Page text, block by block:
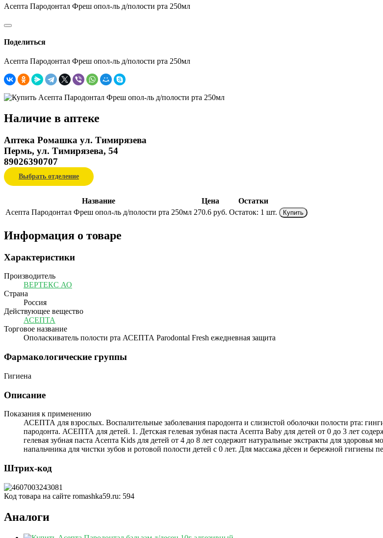
Асепта Пародонтал Фреш опол-ль д/полости рта 250мл
Поделиться
Асепта Пародонтал Фреш опол-ль д/полости рта 250мл
Наличие в аптеке
Аптека Ромашка ул. Тимирязева
Пермь, ул. Тимирязева, 54
89026390707
Выбрать отделение
Название Цена
Остатки
Асепта Пародонтал Фреш опол-ль д/полости рта 250мл 270.6 руб. Остаток: 1 шт. Купить
Информация о товаре
Характеристики
Производитель
ВЕРТЕКС АО
Страна
Россия
Действующее вещество
АСЕПТА
Торговое название
Ополаскиватель полости рта АСЕПТА Parodontal Fresh ежедневная защита
Фармакологические группы
Гигиена
Описание
Показания к применению
АСЕПТА для взрослых. Воспалительные заболевания пародонта и слизистой оболочки полости рта:
пародонта. АСЕПТА для детей. 1. Детская гелевая зубная паста Асепта Baby для детей от 0 до 3 лет
гелевая зубная паста Асепта Kids для детей от 4 до 8 лет содержит натуральные экстракты для
напальчника для чистки зубов и ротовой полости детей с 0 лет. Для массажа дёсен и бережной гигиены
Штрих-код
Код товара на сайте romashka59.ru: 594
Аналоги